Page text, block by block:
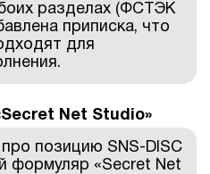
разделах (ФСТЭК
приписка, что
для
Net Studio»
позицию SNS-DISС
«Secret Net